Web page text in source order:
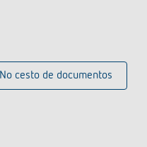
No cesto de documentos